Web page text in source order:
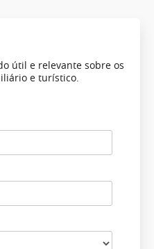
útil e relevante sobre os
e turístico.